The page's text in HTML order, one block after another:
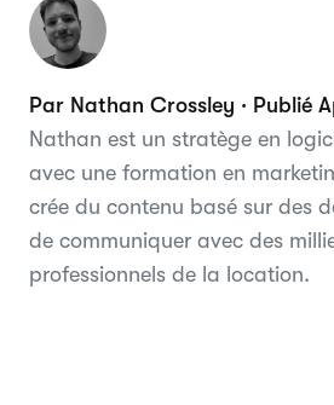
Par Nathan Crossley · Publié
Nathan est un stratège en
avec une formation en
crée du contenu basé sur des
de communiquer avec des
professionnels de la location.